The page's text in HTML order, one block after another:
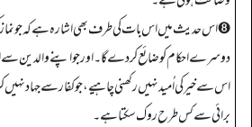
➑ اس حدیث میں اس بات کی طرف بھی اشارہ ہے کہ جو
دوسرے احکام کو ضائع کر دے گا۔ اور جو اپنے والدین سے
اس سے خیر کی اُمید نہیں رکھنی چاہیے، جو کفار سے جہاد نہیں
برائی سے کس طرح روک سکتا ہے۔